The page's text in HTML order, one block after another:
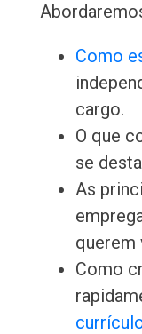
Como
cargo.
O que
se
As
querem
Como